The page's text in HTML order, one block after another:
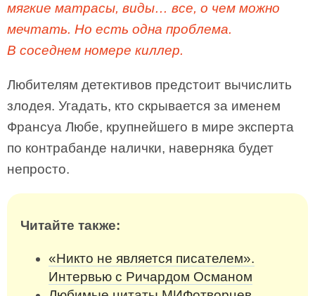
мягкие матрасы, виды… все, о чем можно
мечтать. Но есть одна проблема.
В соседнем номере киллер.
Любителям детективов предстоит вычислить
злодея. Угадать, кто скрывается за именем
Франсуа Любе, крупнейшего в мире эксперта
по контрабанде налички, наверняка будет
непросто.
Читайте также:
«Никто не является писателем».
Интервью с Ричардом Османом